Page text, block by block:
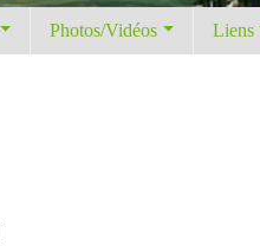
Photos/Vidéos Liens